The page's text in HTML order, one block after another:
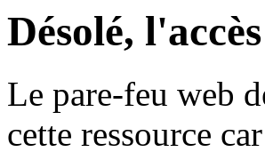
Désolé,
Le pare-feu web
cette ressource